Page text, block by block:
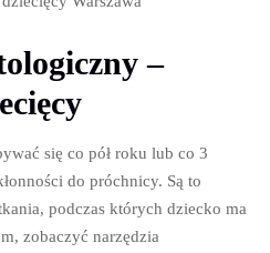
–
się co pół roku lub co 3
do próchnicy. Są to
podczas których dziecko ma
zobaczyć narzędzia